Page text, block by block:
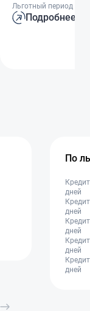
Льготный период
Подробнее
По
дней
дней
дней
дней
дней